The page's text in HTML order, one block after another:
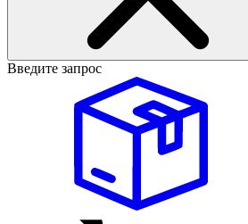
Введите запрос